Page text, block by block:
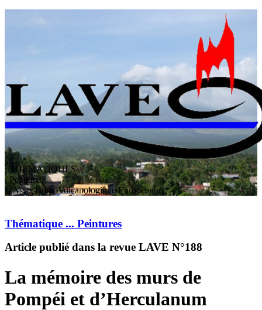
THEMATIQUES
/ Peintures
L'AssociationVolcanologiqueEuropéenne
Thématique ... Peintures
Article publié dans la revue LAVE N°188
La mémoire des murs de
Pompéi et d’Herculanum